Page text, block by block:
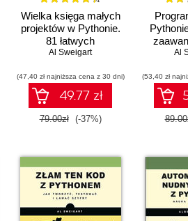
Wielka księga małych
projektów w Pythonie.
81 łatwych
praktycznych
Al Sweigart
(47,40 zł najniższa cena z 30 dni)
49.77 zł
79.00zł (-37%)
Al
(53,40 zł